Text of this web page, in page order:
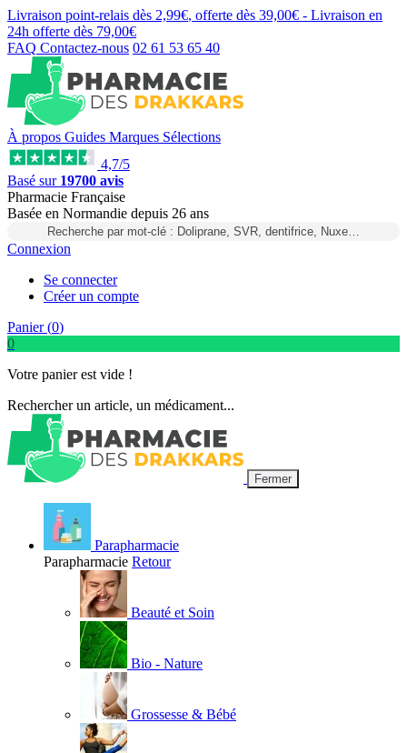
Livraison point-relais dès 2,99€, offerte dès 39,00€ - Livraison en
24h offerte dès 79,00€
FAQ Contactez-nous 02 61 53 65 40
À propos Guides Marques Sélections
4,7/5
Basé sur 19700 avis
Pharmacie Française
Basée en Normandie depuis 26 ans
Recherche par mot-clé : Doliprane, SVR, dentifrice, Nuxe…
Connexion
Se connecter
Créer un compte
Panier (0)
0
Votre panier est vide !
Rechercher un article, un médicament...
Fermer
Parapharmacie
Parapharmacie Retour
Beauté et Soin
Bio - Nature
Grossesse & Bébé